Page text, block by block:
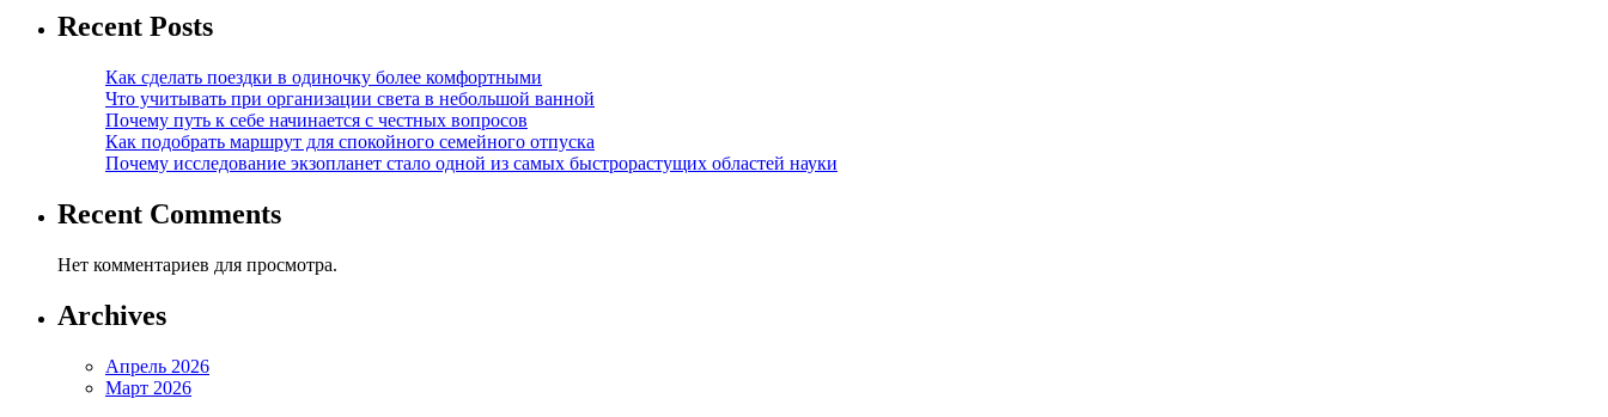
Recent Posts
Как сделать поездки в одиночку более комфортными
Что учитывать при организации света в небольшой ванной
Почему путь к себе начинается с честных вопросов
Как подобрать маршрут для спокойного семейного отпуска
Почему исследование экзопланет стало одной из самых быстрорастущих областей науки
Recent Comments
Нет комментариев для просмотра.
Archives
Апрель 2026
Март 2026